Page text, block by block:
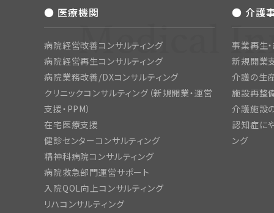
● 医療機関
病院経営改善コンサルティング
病院経営再生コンサルティング
病院業務改善/DXコンサルティング
クリニックコンサルティング（新規開業・運営
支援・PPM）
在宅医療支援
健診センターコンサルティング
精神科病院コンサルティング
病院救急部門運営サポート
入院QOL向上コンサルティング
リハコンサルティング
● 介護
事業再生
新規開業
介護の生
施設再整
介護施設
認知症に
ング